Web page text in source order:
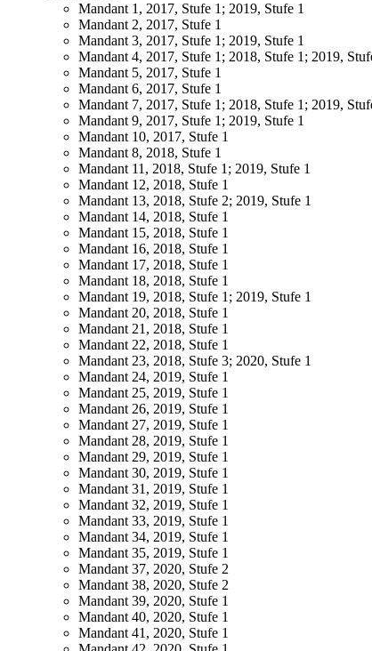
Mandant 1, 2017, Stufe 1; 2019, Stufe 1
Mandant 2, 2017, Stufe 1
Mandant 3, 2017, Stufe 1; 2019, Stufe 1
Mandant 4, 2017, Stufe 1; 2018, Stufe 1; 2019,
Mandant 5, 2017, Stufe 1
Mandant 6, 2017, Stufe 1
Mandant 7, 2017, Stufe 1; 2018, Stufe 1; 2019,
Mandant 9, 2017, Stufe 1; 2019, Stufe 1
Mandant 10, 2017, Stufe 1
Mandant 8, 2018, Stufe 1
Mandant 11, 2018, Stufe 1; 2019, Stufe 1
Mandant 12, 2018, Stufe 1
Mandant 13, 2018, Stufe 2; 2019, Stufe 1
Mandant 14, 2018, Stufe 1
Mandant 15, 2018, Stufe 1
Mandant 16, 2018, Stufe 1
Mandant 17, 2018, Stufe 1
Mandant 18, 2018, Stufe 1
Mandant 19, 2018, Stufe 1; 2019, Stufe 1
Mandant 20, 2018, Stufe 1
Mandant 21, 2018, Stufe 1
Mandant 22, 2018, Stufe 1
Mandant 23, 2018, Stufe 3; 2020, Stufe 1
Mandant 24, 2019, Stufe 1
Mandant 25, 2019, Stufe 1
Mandant 26, 2019, Stufe 1
Mandant 27, 2019, Stufe 1
Mandant 28, 2019, Stufe 1
Mandant 29, 2019, Stufe 1
Mandant 30, 2019, Stufe 1
Mandant 31, 2019, Stufe 1
Mandant 32, 2019, Stufe 1
Mandant 33, 2019, Stufe 1
Mandant 34, 2019, Stufe 1
Mandant 35, 2019, Stufe 1
Mandant 37, 2020, Stufe 2
Mandant 38, 2020, Stufe 2
Mandant 39, 2020, Stufe 1
Mandant 40, 2020, Stufe 1
Mandant 41, 2020, Stufe 1